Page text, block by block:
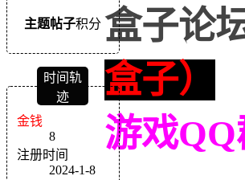
主题帖子积分
时间轨
迹
金钱
8
注册时间
2024-1-8
盒子论
盒子）
游戏QQ